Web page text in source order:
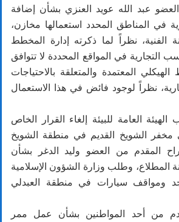
العضو عبد الله عويد العنزي بشأن إضافة
في المناطق المحدد استعمالها مخازن،
الفنية، نظراً لما ذكرته إدارة المخطط
التجارية في المواقع المحددة لا تتوافق
المعتمدة والمتعلقة بالاحتياجات
نظراً لوجود فائض في هذا الاستعمال
العامة للبيئة إلغاء القرار الخاص
الشويخ القديم في منطقة الشويخ
المقدم من العضو وليد الدغر بشأن
المطلاع، وطلب وزارة الشؤون الإسلامية
سيارات في منطقة العبدلي
من أحد المواطنين بشأن عمل ممر